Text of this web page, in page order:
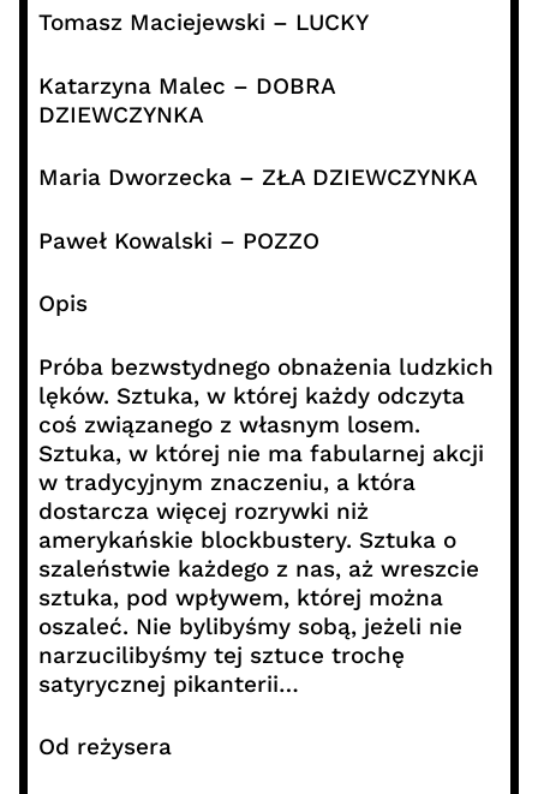
Tomasz Maciejewski – LUCKY
Katarzyna Malec – DOBRA
DZIEWCZYNKA
Maria Dworzecka – ZŁA DZIEWCZYNKA
Paweł Kowalski – POZZO
Opis
Próba bezwstydnego obnażenia ludzkich
lęków. Sztuka, w której każdy odczyta
coś związanego z własnym losem.
Sztuka, w której nie ma fabularnej akcji
w tradycyjnym znaczeniu, a która
dostarcza więcej rozrywki niż
amerykańskie blockbustery. Sztuka o
szaleństwie każdego z nas, aż wreszcie
sztuka, pod wpływem, której można
oszaleć. Nie bylibyśmy sobą, jeżeli nie
narzucilibyśmy tej sztuce trochę
satyrycznej pikanterii…
Od reżysera